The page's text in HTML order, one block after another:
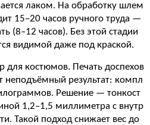
лаком. На обработку шлем
15–20 часов ручного труда —
(8–12 часов). Без этой стадии
видимой даже под краской.
для костюмов. Печать доспехов
результат: компл
Решение — тонкост
1,2–1,5 миллиметра с внутр
Такой подход снижает вес до